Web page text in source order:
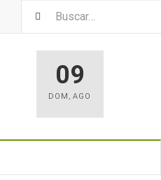
09
DOM ,AGO